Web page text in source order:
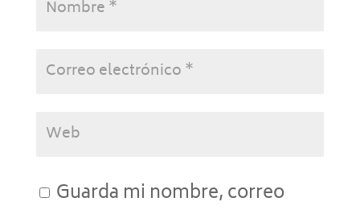
Guarda mi nombre, correo